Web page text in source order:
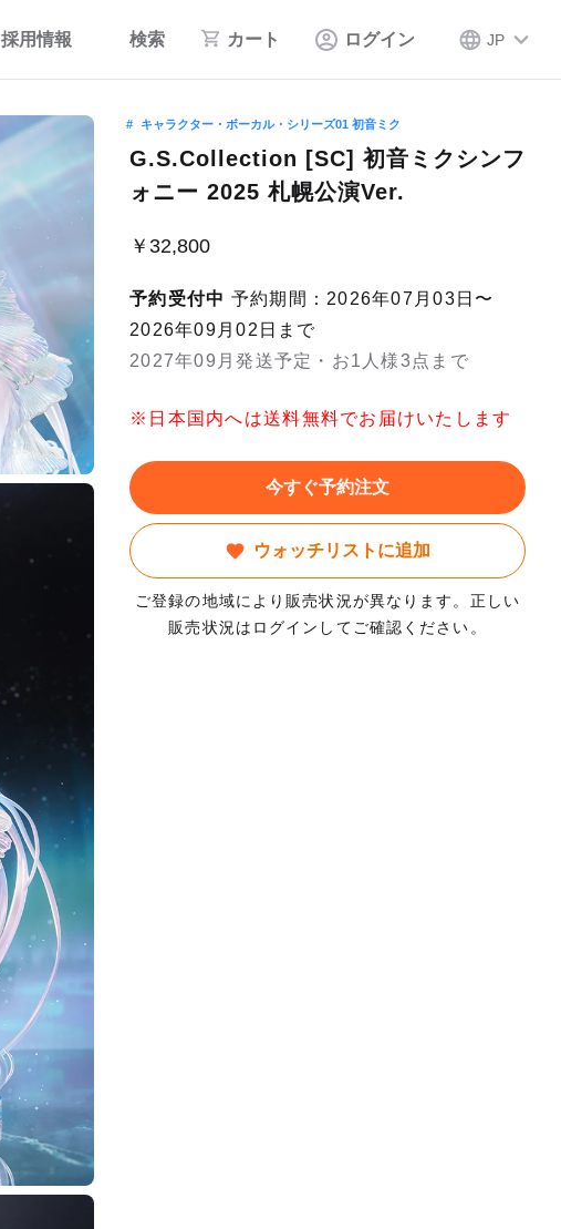
採用情報 検索 カート ログイン JP
キャラクター・ボーカル・シリーズ01 初音ミク
G.S.Collection [SC] 初音ミクシンフ
ォニー 2025 札幌公演Ver.
￥32,800
予約受付中 予約期間：2026年07月03日〜
2026年09月02日まで
2027年09月発送予定・お1人様3点まで
※日本国内へは送料無料でお届けいたします
今すぐ予約注文
ウォッチリストに追加
ご登録の地域により販売状況が異なります。正しい
販売状況はログインしてご確認ください。